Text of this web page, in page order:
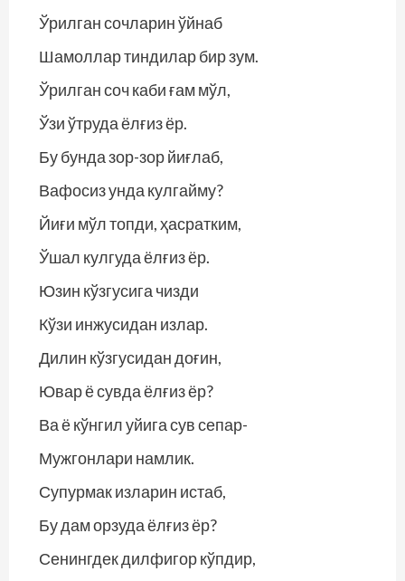
Ўрилган сочларин ўйнаб
Шамоллар тиндилар бир зум.
Ўрилган соч каби ғам мўл,
Ўзи ўтруда ёлғиз ёр.
Бу бунда зор-зор йиғлаб,
Вафосиз унда кулгайму?
Йиғи мўл топди, ҳасратким,
Ўшал кулгуда ёлғиз ёр.
Юзин кўзгусига чизди
Кўзи инжусидан излар.
Дилин кўзгусидан доғин,
Ювар ё сувда ёлғиз ёр?
Ва ё кўнгил уйига сув сепар-
Мужгонлари намлик.
Супурмак изларин истаб,
Бу дам орзуда ёлғиз ёр?
Сенингдек дилфигор кўпдир,